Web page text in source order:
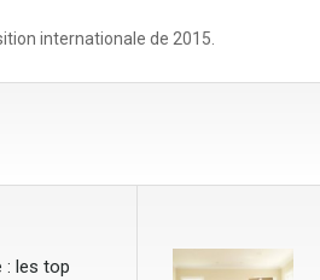
internationale de 2015.
: les top